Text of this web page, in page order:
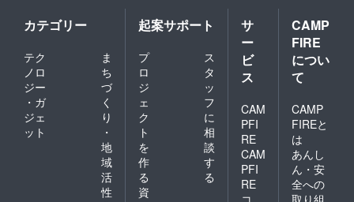
念又は
危害を
与える
もの ⑨
その
他、適
当でな
められ
るもの
の ⑥社
会問題
につい
て主義
又は主
張にあ
たるも
偽であ
るもの
又は誤
認され
るおそ
れのあ
るもの
⑦青少
ことが
できま
せん。
①法
令、条
例及び
規則等
するも
の又は
そのお
それの
あるも
の ②公
序良俗
に反す
カテゴリー
テク
ノロ
ジー
・ガ
ジェ
ット
ま
ち
づ
く
り
・
地
域
活
性
起案サポート
プ
ロ
ジ
ェ
ク
ト
を
作
る
ス
タ
ッ
フ
に
相
談
す
る
資
サ
ー
ビ
ス
CAM
PFI
RE
CAM
PFI
RE
コ
CAMP
FIRE
につい
て
CAMP
FIREと
は
あんし
ん・安
全への
取り組